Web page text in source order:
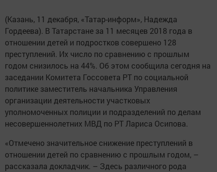
(Казань, 11 декабря, «Татар-информ», Надежда
Гордеева). В Татарстане за 11 месяцев 2018 года в
отношении детей и подростков совершено 128
преступлений. Их число по сравнению с прошлым
годом снизилось на 44%. Об этом сообщила сегодня на
заседании Комитета Госсовета РТ по социальной
политике заместитель начальника Управления
организации деятельности участковых
уполномоченных полиции и подразделений по делам
несовершеннолетних МВД по РТ Лариса Осипова.
«Отмечено значительное снижение преступлений в
отношении детей по сравнению с прошлым годом, –
рассказала докладчик. – Здесь различного рода